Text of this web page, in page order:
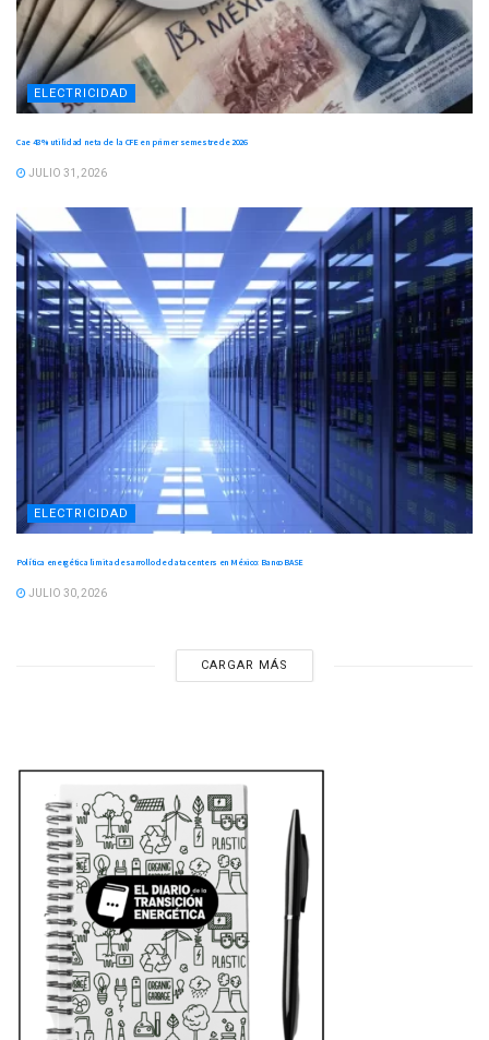
ELECTRICIDAD
Cae 43 % utilidad neta de la CFE en primer semestre de 2026
JULIO 31, 2026
ELECTRICIDAD
Política energética limita desarrollo de data centers en México: Banco BASE
JULIO 30, 2026
CARGAR MÁS